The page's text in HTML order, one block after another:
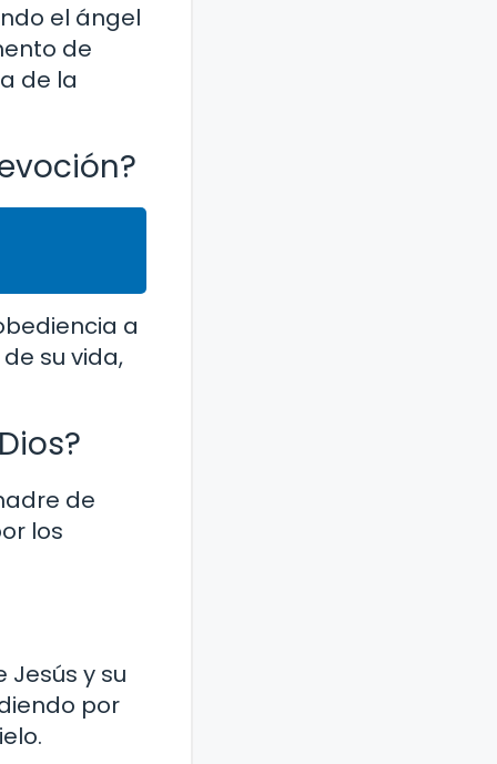
el ángel
de
de la
a
su vida,
de
los
y su
por